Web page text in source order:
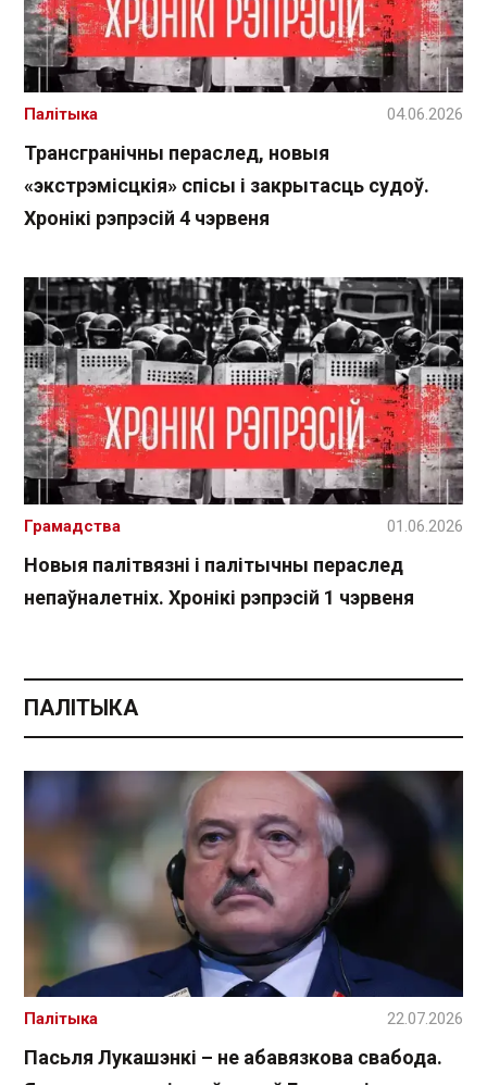
Трансгранічны пераслед, новыя
«экстрэмісцкія» спісы і закрытасць судоў.
Хронікі рэпрэсій 4 чэрвеня
Палітыка 04.06.2026
Новыя палітвязні і палітычны пераслед
непаўналетніх. Хронікі рэпрэсій 1 чэрвеня
Грамадства 01.06.2026
ПАЛІТЫКА
Пасьля Лукашэнкі – не абавязкова свабода.
Палітыка 22.07.2026